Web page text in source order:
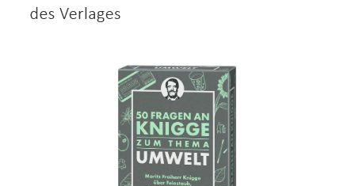
Bildergalerie überspringen